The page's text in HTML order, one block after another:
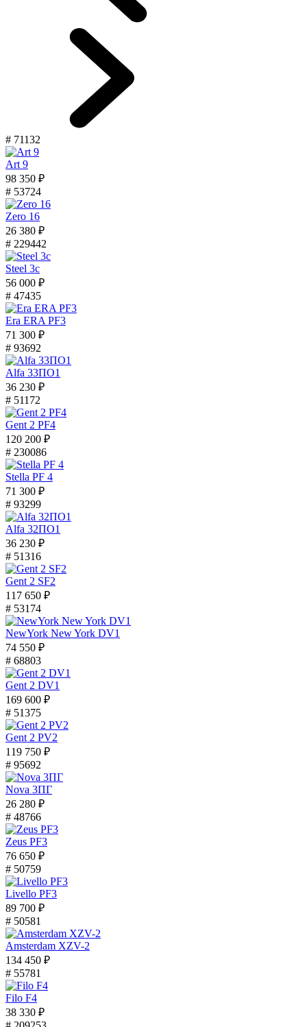
# 71132
Art 9
98 350 ₽
# 53724
Zero 16
26 380 ₽
# 229442
Steel 3с
56 000 ₽
# 47435
Era ERA PF3
71 300 ₽
# 93692
Alfa 33ПО1
36 230 ₽
# 51172
Gent 2 PF4
120 200 ₽
# 230086
Stella PF 4
71 300 ₽
# 93299
Alfa 32ПО1
36 230 ₽
# 51316
Gent 2 SF2
117 650 ₽
# 53174
NewYork New York DV1
74 550 ₽
# 68803
Gent 2 DV1
169 600 ₽
# 51375
Gent 2 PV2
119 750 ₽
# 95692
Nova 3ПГ
26 280 ₽
# 48766
Zeus PF3
76 650 ₽
# 50759
Livello PF3
89 700 ₽
# 50581
Amsterdam XZV-2
134 450 ₽
# 55781
Filo F4
38 330 ₽